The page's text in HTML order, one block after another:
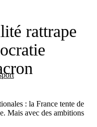
rattrape
: la France tente de
Mais avec des ambitions